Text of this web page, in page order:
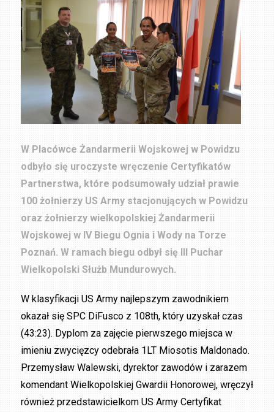
W Placówce Żandarmerii Wojskowej w Powidzu
odbyło się uroczyste wręczenie Certyfikatów
Partnerstwa, które podsumowały udział prawie
100 żołnierzy US Army stacjonujących w Powidzu
oraz żołnierzy wielkopolskiej Żandarmerii
Wojskowej w IV Biegu Ognia i Wody na Torze
Poznań. W ramach biegu odbył się III Puchar
Wielkopolski Służb Mundurowych.
W klasyfikacji US Army najlepszym zawodnikiem
okazał się SPC DiFusco z 108th, który uzyskał czas
(43:23). Dyplom za zajęcie pierwszego miejsca w
imieniu zwycięzcy odebrała 1LT Miosotis Maldonado.
Przemysław Walewski, dyrektor zawodów i zarazem
komendant Wielkopolskiej Gwardii Honorowej, wręczył
również przedstawicielkom US Army Certyfikat